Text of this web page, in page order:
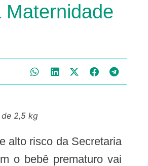
de 2,5 kg
o bebê prematuro vai